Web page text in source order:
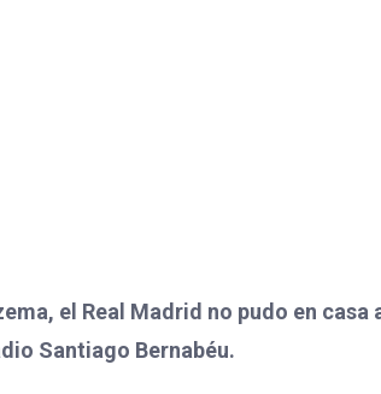
el Real Madrid no pudo en
Santiago Bernabéu.